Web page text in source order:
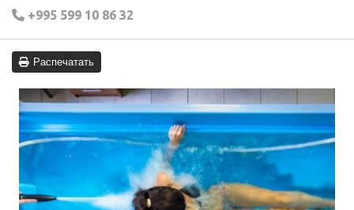
+995 599 10 86 32
Распечатать